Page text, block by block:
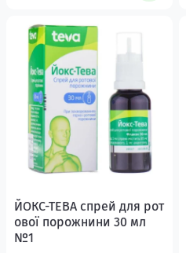
ЙОКС-ТЕВА спрей для рот
ової порожнини 30 мл
№1